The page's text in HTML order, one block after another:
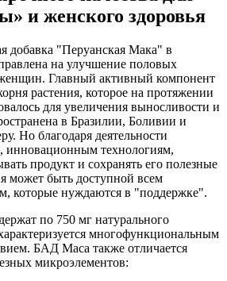
и женского здоровья
добавка "Перуанская Мака" в
на улучшение половых
Главный активный компонент
растения, которое на протяжении
для увеличения выносливости и
в Бразилии, Боливии и
Но благодаря деятельности
инновационным технологиям,
продукт и сохранять его полезные
может быть доступной всем
которые нуждаются в "поддержке".
по 750 мг натурального
многофункциональным
БАД Maca также отличается
микроэлементов: